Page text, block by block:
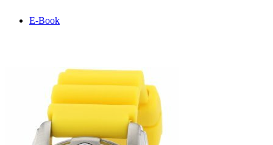
E-Book